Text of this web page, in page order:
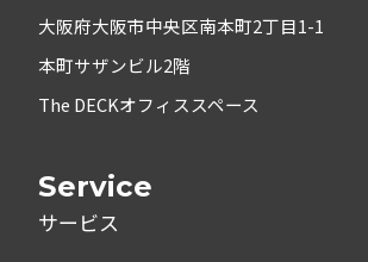
大阪府大阪市中央区南本町2丁目1-1
本町サザンビル2階
The DECKオフィススペース
Service
サービス